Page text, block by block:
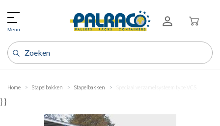
Menu
Home Stapelbakken Stapelbakken
} }